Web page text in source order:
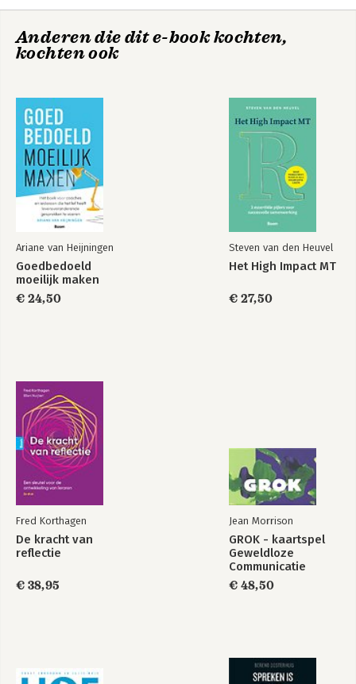
Professionele
gespreksvoering,
3e editie met MyLab
NL toegangscode
Bekijk alle boeken
Het
werkvormenboek
Bekijk alle boeken
Werkvormen toepassen
Anderen die dit e-book kochten,
kochten ook
Ariane van Heijningen
Goedbedoeld
moeilijk maken
€ 24,50
Steven van den Heuvel
Het High Impact MT
€ 27,50
Fred Korthagen
De kracht van
reflectie
€ 38,95
Jean Morrison
GROK - kaartspel
Geweldloze
Communicatie
€ 48,50